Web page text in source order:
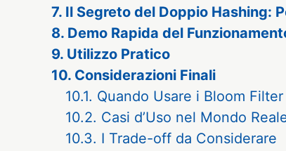
7. Il Segreto del Doppio Hashing:
8. Demo Rapida del
9. Utilizzo Pratico
10. Considerazioni Finali
10.1. Quando Usare i Bloom Filter
10.2. Casi d’Uso nel Mondo
10.3. I Trade-off da Considerare